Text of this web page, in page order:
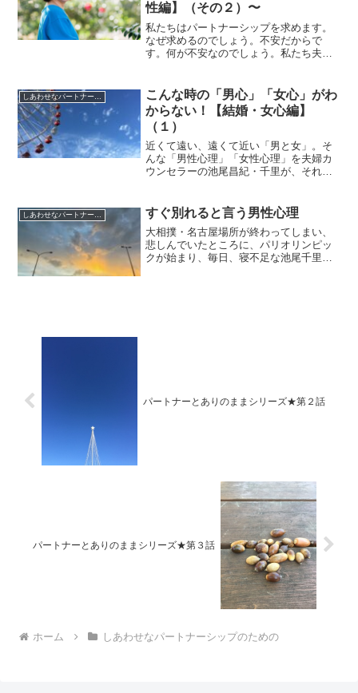
性編】（その２）〜
私たちはパートナーシップを求めます。
なぜ求めるのでしょう。不安だからで
す。何が不安なのでしょう。私たち夫婦
安」【女性編】（その２）です。
こんな時の「男心」「女心」がわ
からない！【結婚・女心編】
（１）
近くて遠い、遠くて近い「男と女」。そ
んな「男性心理」「女性心理」を夫婦カ
ウンセラーの池尾昌紀・千里が、それぞ
ついて、まとめてみました。
しあわせなパートナーシップのための すぐ別れると言う男性心理
大相撲・名古屋場所が終わってしまい、
悲しんでいたところに、パリオリンピッ
クが始まり、毎日、寝不足な池尾千里で
パートナーとありのままシリーズ★第２話
パートナーとありのままシリーズ★第３話
ホーム しあわせなパートナーシップのための